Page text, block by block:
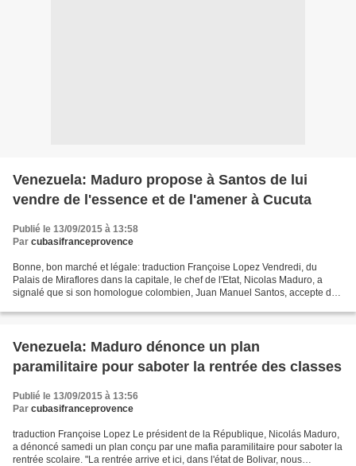
Venezuela: Maduro propose à Santos de lui
vendre de l'essence et de l'amener à Cucuta
Publié le 13/09/2015 à 13:58
Par cubasifranceprovence
Bonne, bon marché et légale: traduction Françoise Lopez Vendredi, du
Palais de Miraflores dans la capitale, le chef de l'Etat, Nicolas Maduro, a
signalé que si son homologue colombien, Juan Manuel Santos, accepte de
Venezuela: Maduro dénonce un plan
paramilitaire pour saboter la rentrée des classes
Publié le 13/09/2015 à 13:56
Par cubasifranceprovence
traduction Françoise Lopez Le président de la République, Nicolás Maduro,
a dénoncé samedi un plan conçu par une mafia paramilitaire pour saboter la
rentrée scolaire. "La rentrée arrive et ici, dans l'état de Bolivar, nous